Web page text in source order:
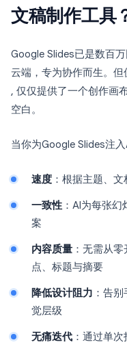
文稿制作工具
Google Slides已是数百
云端，专为协作而生。
, 仅仅提供了一个创作画
空白。
当你为Google Slides注
速度 ：根据主题、
一致性 ：AI为每张
案
内容质量 ：无需从
点、标题与摘要
降低设计阻力 ：告
觉层级
无痛迭代 ：通过单